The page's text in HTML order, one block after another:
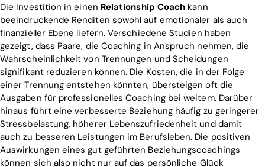
Die Investition in einen Relationship Coach kann
beeindruckende Renditen sowohl auf emotionaler als auch
finanzieller Ebene liefern. Verschiedene Studien haben
gezeigt, dass Paare, die Coaching in Anspruch nehmen, die
Wahrscheinlichkeit von Trennungen und Scheidungen
signifikant reduzieren können. Die Kosten, die in der Folge
einer Trennung entstehen könnten, übersteigen oft die
Ausgaben für professionelles Coaching bei weitem. Darüber
hinaus führt eine verbesserte Beziehung häufig zu geringerer
Stressbelastung, höherer Lebenszufriedenheit und damit
auch zu besseren Leistungen im Berufsleben. Die positiven
Auswirkungen eines gut geführten Beziehungscoachings
können sich also nicht nur auf das persönliche Glück